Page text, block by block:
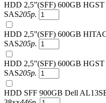
HDD 2,5”(SFF) 600GB
SAS205р.
HDD 2,5”(SFF) 600GB
SAS205р.
HDD 2,5”(SFF) 600GB
SAS205р.
HDD SFF 900GB Dell